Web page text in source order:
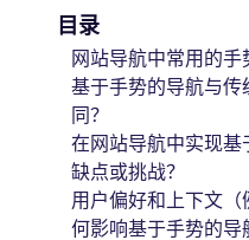
目录
网站导航中常用的手
基于手势的导航与传
同？
在网站导航中实现基
缺点或挑战？
用户偏好和上下文（
何影响基于手势的导